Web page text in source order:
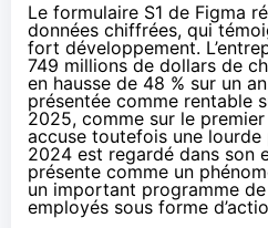
Le formulaire S1 de Figma
données chiffrées, qui
fort développement.
749 millions de dollars de
en hausse de 48 % sur un
présentée comme rentable
2025, comme sur le
accuse toutefois une lourde
2024 est regardé dans son
présente comme un
un important programme
employés sous forme